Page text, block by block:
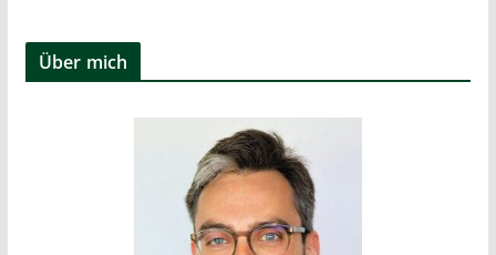
Über mich